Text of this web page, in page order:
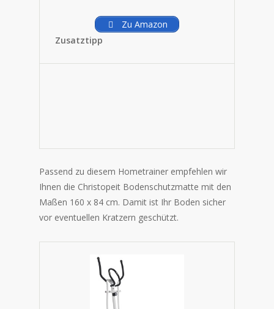
Zu Amazon
Zusatztipp
Passend zu diesem Hometrainer empfehlen wir
Ihnen die Christopeit Bodenschutzmatte mit den
Maßen 160 x 84 cm. Damit ist Ihr Boden sicher
vor eventuellen Kratzern geschützt.